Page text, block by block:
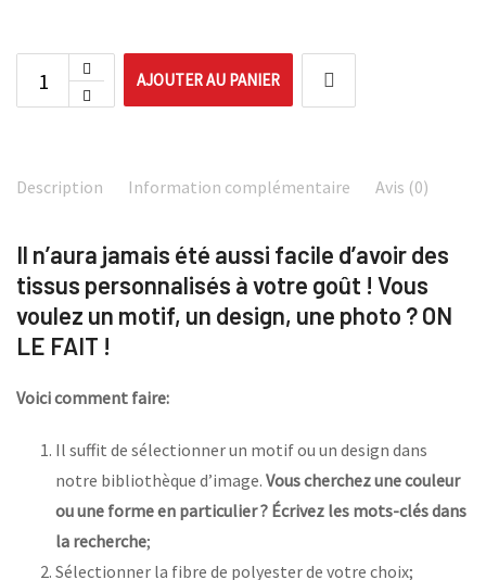
AJOUTER AU PANIER
Description Information complémentaire Avis (0)
Il n’aura jamais été aussi facile d’avoir des
tissus personnalisés à votre goût ! Vous
voulez un motif, un design, une photo ? ON
LE FAIT !
Voici comment faire:
Il suffit de sélectionner un motif ou un design dans
notre bibliothèque d’image. Vous cherchez une couleur
ou une forme en particulier ? Écrivez les mots-clés dans
la recherche;
Sélectionner la fibre de polyester de votre choix;